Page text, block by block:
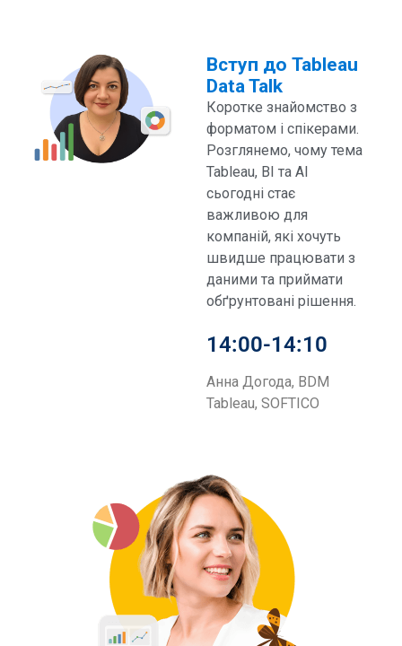
Вступ до Tableau
Data Talk
Коротке знайомство з
форматом і спікерами.
Розглянемо, чому тема
Tableau, BI та AI
сьогодні стає
важливою для
компаній, які хочуть
швидше працювати з
даними та приймати
обґрунтовані рішення.
14:00-14:10
Анна Догода, BDM
Tableau, SOFTICO